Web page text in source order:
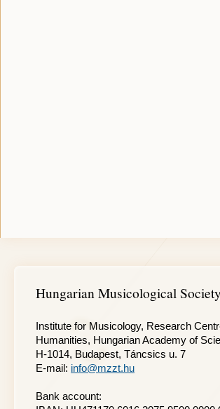
Hungarian Musicological Society
Institute for Musicology, Research
Humanities, Hungarian Academy of
H-1014, Budapest, Táncsics u. 7
E-mail: info@mzzt.hu
Bank account: